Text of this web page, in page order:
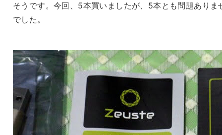
そうです。今回、5本買いましたが、5本とも問題ありま
でした。